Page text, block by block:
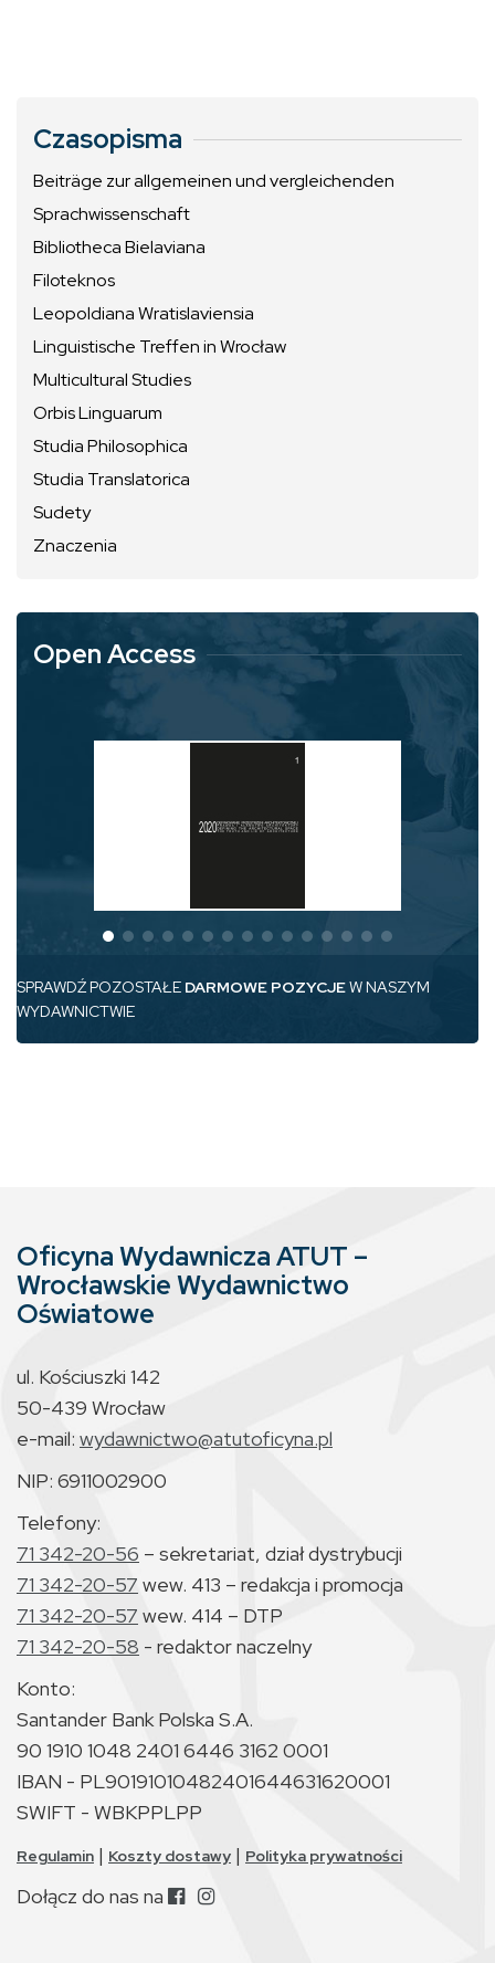
Czasopisma
Beiträge zur allgemeinen und vergleichenden
Sprachwissenschaft
Bibliotheca Bielaviana
Filoteknos
Leopoldiana Wratislaviensia
Linguistische Treffen in Wrocław
Multicultural Studies
Orbis Linguarum
Studia Philosophica
Studia Translatorica
Sudety
Znaczenia
Open Access
SPRAWDŹ POZOSTAŁE DARMOWE POZYCJEW NASZYM
WYDAWNICTWIE
Oficyna Wydawnicza ATUT –
Wrocławskie Wydawnictwo
Oświatowe
ul. Kościuszki 142
50-439 Wrocław
e-mail: wydawnictwo@atutoficyna.pl
NIP: 6911002900
Telefony:
71 342-20-56 – sekretariat, dział dystrybucji
71 342-20-57 wew. 413 – redakcja i promocja
71 342-20-57 wew. 414 – DTP
71 342-20-58 - redaktor naczelny
Konto:
Santander Bank Polska S.A.
90 1910 1048 2401 6446 3162 0001
IBAN - PL90191010482401644631620001
SWIFT - WBKPPLPP
Regulamin | Koszty dostawy | Polityka prywatności
Dołącz do nas na